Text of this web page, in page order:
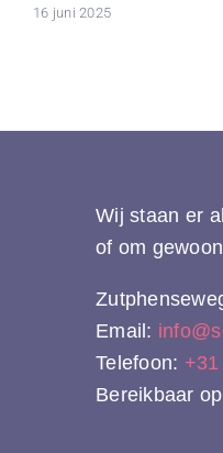
16 juni 2025
Wij staan er
of om
Email:
Telefoon:
Bereikbaar